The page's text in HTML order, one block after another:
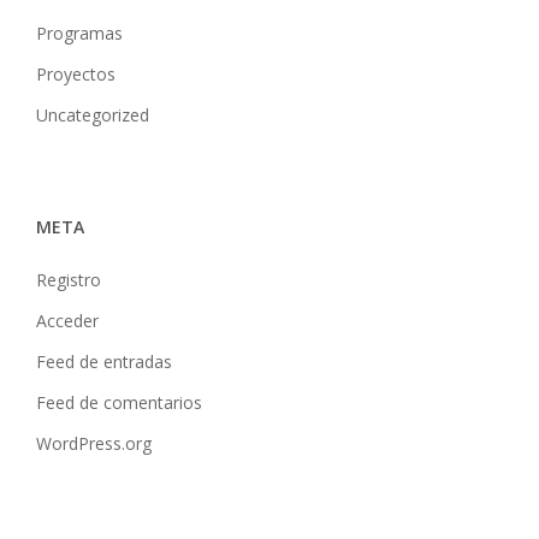
Programas
Proyectos
Uncategorized
META
Registro
Acceder
Feed de entradas
Feed de comentarios
WordPress.org